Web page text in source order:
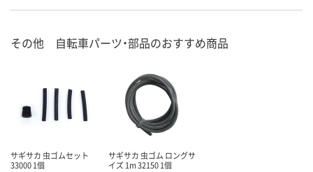
その他 自転車パーツ・部品のおすすめ商品
サギサカ 虫ゴムセット
33000 1個
サギサカ 虫ゴム ロングサ
イズ 1m 32150 1個